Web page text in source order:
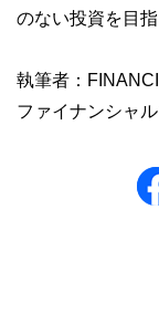
のない投資を目指
執筆者：
ファイナンシャ